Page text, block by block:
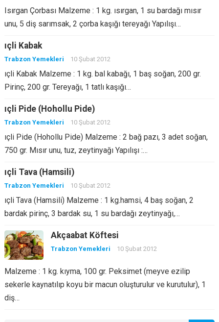
Isırgan Çorbası Malzeme : 1 kg. ısırgan, 1 su bardağı mısır
unu, 5 diş sarımsak, 2 çorba kaşığı tereyağı Yapılışı…
ıçli Kabak
Trabzon Yemekleri 10 Şubat 2012
ıçli Kabak Malzeme : 1 kg. bal kabağı, 1 baş soğan, 200 gr.
Pirinç, 200 gr. Tereyağı, 1 tatlı kaşığı…
ıçli Pide (Hohollu Pide)
Trabzon Yemekleri 10 Şubat 2012
ıçli Pide (Hohollu Pide) Malzeme : 2 bağ pazı, 3 adet soğan,
750 gr. Mısır unu, tuz, zeytinyağı Yapılışı :…
ıçli Tava (Hamsili)
Trabzon Yemekleri 10 Şubat 2012
ıçli Tava (Hamsili) Malzeme : 1 kg.hamsi, 4 baş soğan, 2
bardak pirinç, 3 bardak su, 1 su bardağı zeytinyağı,…
Akçaabat Köftesi
Trabzon Yemekleri 10 Şubat 2012
Malzeme : 1 kg. kıyma, 100 gr. Peksimet (meyve ezilip
sekerle kaynatılıp koyu bir macun oluşturulur ve kurutulur), 1
diş…